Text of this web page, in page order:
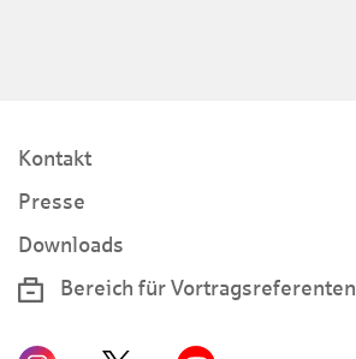
Kontakt
Presse
Downloads
Bereich für Vortragsreferenten